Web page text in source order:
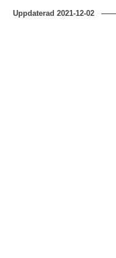
Uppdaterad2021-12-02